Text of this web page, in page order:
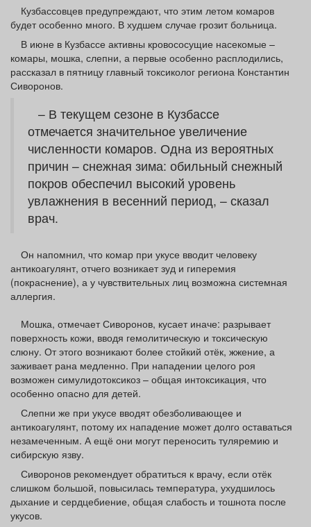
Афиша Обучение Проекты
Товары
ТВ программа Я - пенсионер
Кузбассовцев предупреждают, что этим летом комаров
будет особенно много. В худшем случае грозит больница.
В июне в Кузбассе активны кровососущие насекомые –
комары, мошка, слепни, а первые особенно расплодились,
рассказал в пятницу главный токсиколог региона Константин
Сиворонов.
– В текущем сезоне в Кузбассе
отмечается значительное увеличение
численности комаров. Одна из вероятных
причин – снежная зима: обильный снежный
покров обеспечил высокий уровень
увлажнения в весенний период, – сказал
врач.
Он напомнил, что комар при укусе вводит человеку
антикоагулянт, отчего возникает зуд и гиперемия
(покраснение), а у чувствительных лиц возможна системная
аллергия.
Мошка, отмечает Сиворонов, кусает иначе: разрывает
поверхность кожи, вводя гемолитическую и токсическую
слюну. От этого возникают более стойкий отёк, жжение, а
заживает рана медленно. При нападении целого роя
возможен симулидотоксикоз – общая интоксикация, что
особенно опасно для детей.
Слепни же при укусе вводят обезболивающее и
антикоагулянт, потому их нападение может долго оставаться
незамеченным. А ещё они могут переносить туляремию и
сибирскую язву.
Сиворонов рекомендует обратиться к врачу, если отёк
слишком большой, повысилась температура, ухудшилось
дыхание и сердцебиение, общая слабость и тошнота после
укусов.